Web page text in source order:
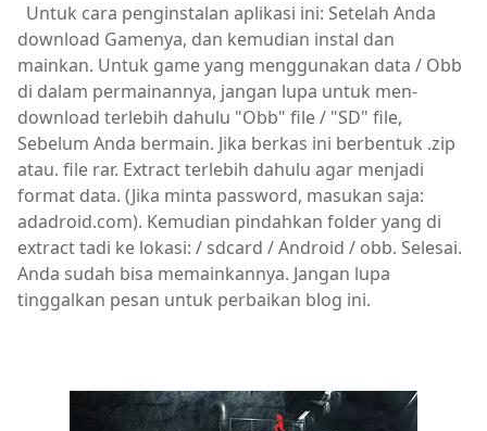
Untuk cara penginstalan aplikasi ini: Setelah Anda
download Gamenya, dan kemudian instal dan
mainkan. Untuk game yang menggunakan data / Obb
di dalam permainannya, jangan lupa untuk men-
download terlebih dahulu "Obb" file / "SD" file,
Sebelum Anda bermain. Jika berkas ini berbentuk .zip
atau. file rar. Extract terlebih dahulu agar menjadi
format data. (Jika minta password, masukan saja:
adadroid.com). Kemudian pindahkan folder yang di
extract tadi ke lokasi: / sdcard / Android / obb. Selesai.
Anda sudah bisa memainkannya. Jangan lupa
tinggalkan pesan untuk perbaikan blog ini.